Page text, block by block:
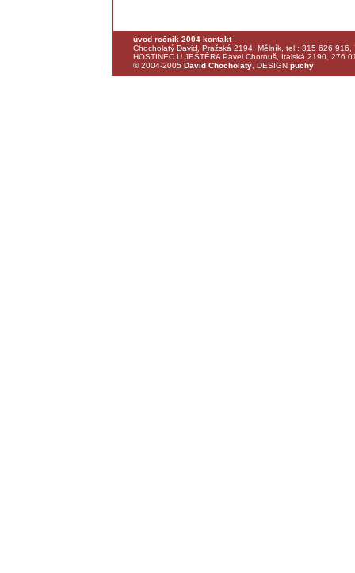
úvod ročník 2004 kontakt
Chocholatý David, Pražská 2194, Mělník, tel.: 315 626 916,
HOSTINEC U JEŠTĚRA Pavel Chorouš, Italská 2190, 276
© 2004-2005 David Chocholatý , DESIGN puchy